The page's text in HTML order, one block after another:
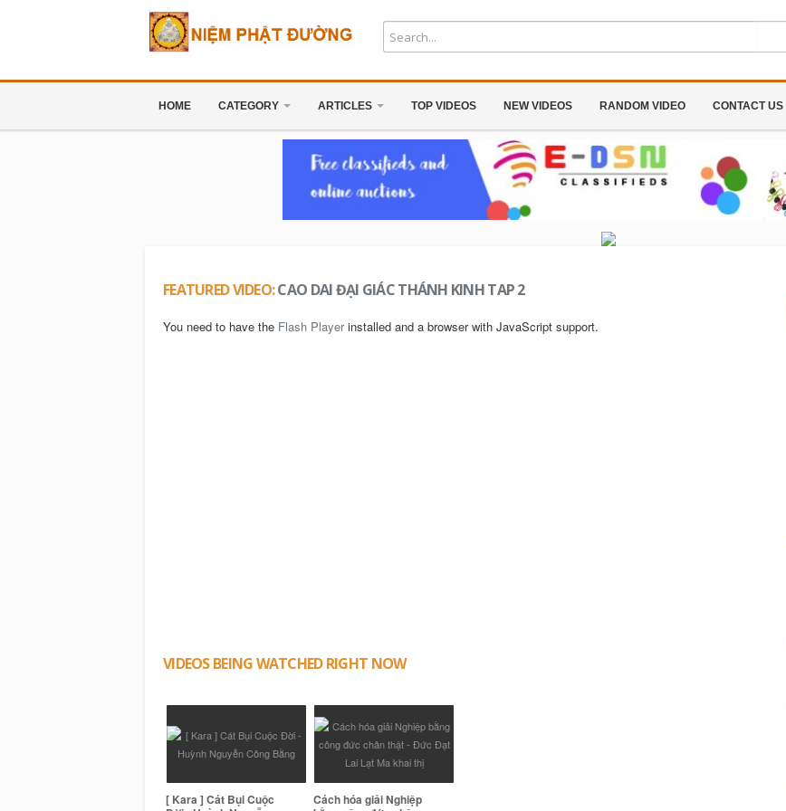
HOME CATEGORY ARTICLES TOP VIDEOS NEW VIDEOS RANDOM VIDEO CONTACT US
FEATURED VIDEO:CAO DAI ĐẠI GIÁC THÁNH KINH TAP 2
You need to have the Flash Playerinstalled and a browser with JavaScript support.
VIDEOS BEING WATCHED RIGHT NOW
[ Kara ] Cát Bụi Cuộc
Cách hóa giải Nghiệp